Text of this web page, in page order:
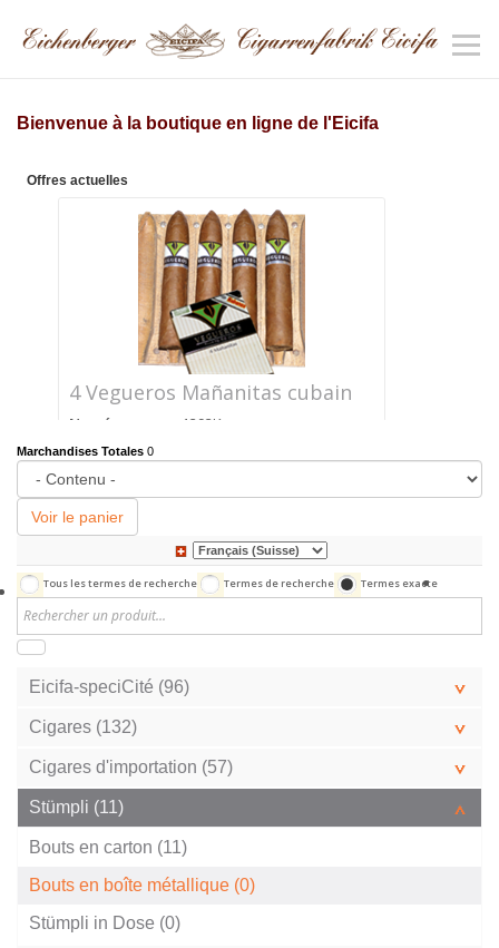
Bienvenue à la boutique en ligne de l'Eicifa
Offres actuelles
4 Vegueros Mañanitas cubain
Numéro
d'article
1292K
Prix
Marchandises Totales 0
Voir le panier
Tous les termes de recherche Termes de recherche Termes exacte
Eicifa-speciCité (96)
Cigares (132)
Cigares d'importation (57)
Stümpli (11)
Bouts en carton (11)
Bouts en boîte métallique (0)
Stümpli in Dose (0)